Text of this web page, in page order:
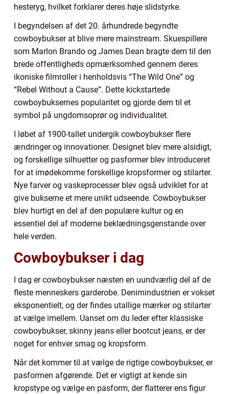
hesteryg, hvilket forklarer deres høje slidstyrke.
I begyndelsen af det 20. århundrede begyndte
cowboybukser at blive mere mainstream. Skuespillere
som Marlon Brando og James Dean bragte dem til den
brede offentligheds opmærksomhed gennem deres
ikoniske filmroller i henholdsvis “The Wild One” og
“Rebel Without a Cause”. Dette kickstartede
cowboybuksernes popularitet og gjorde dem til et
symbol på ungdomsoprør og individualitet.
I løbet af 1900-tallet undergik cowboybukser flere
ændringer og innovationer. Designet blev mere alsidigt,
og forskellige silhuetter og pasformer blev introduceret
for at imødekomme forskellige kropsformer og stilarter.
Nye farver og vaskeprocesser blev også udviklet for at
give bukserne et mere unikt udseende. Cowboybukser
blev hurtigt en del af den populære kultur og en
essentiel del af moderne beklædningsgenstande over
hele verden.
Cowboybukser i dag
I dag er cowboybukser næsten en uundværlig del af de
fleste menneskers garderobe. Denimindustrien er vokset
eksponentielt, og der findes utallige mærker og stilarter
at vælge imellem. Uanset om du leder efter klassiske
cowboybukser, skinny jeans eller bootcut jeans, er der
noget for enhver smag og kropsform.
Når det kommer til at vælge de rigtige cowboybukser, er
pasformen afgørende. Det er vigtigt at kende sin
kropstype og vælge en pasform, der flatterer ens figur